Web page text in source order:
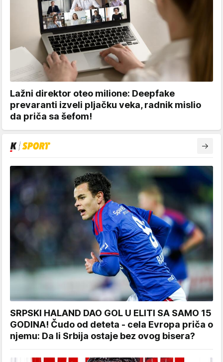
Lažni direktor oteo milione: Deepfake
prevaranti izveli pljačku veka, radnik mislio
da priča sa šefom!
SRPSKI HALAND DAO GOL U ELITI SA SAMO 15
GODINA! Čudo od deteta - cela Evropa priča o
njemu: Da li Srbija ostaje bez ovog bisera?